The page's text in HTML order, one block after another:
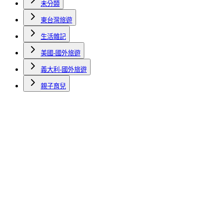
未分類
東台灣旅遊
生活雜記
美國-國外旅遊
義大利-國外旅遊
親子育兒